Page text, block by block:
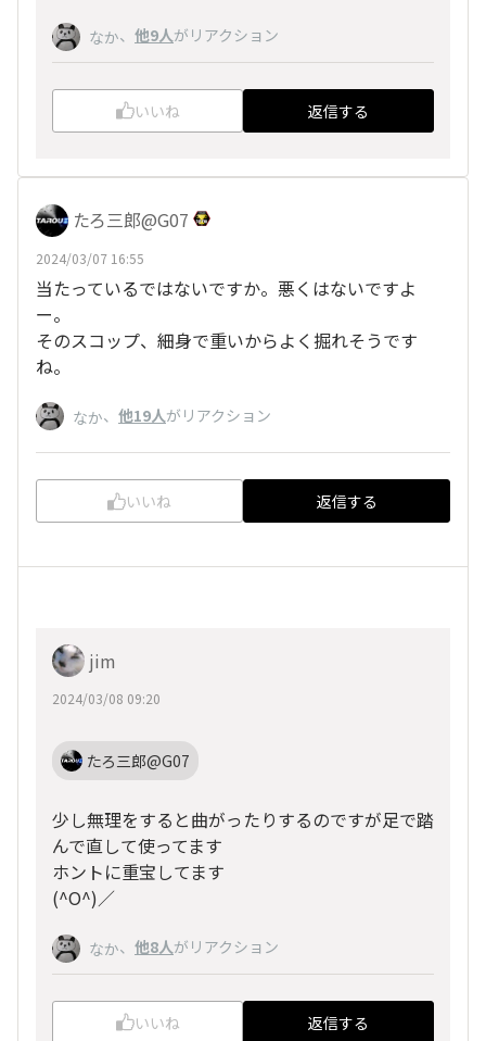
なか、 他9人がリアクション
いいね 返信する
たろ三郎@G07
2024/03/07 16:55
当たっているではないですか。悪くはないですよ
ー。
そのスコップ、細身で重いからよく掘れそうです
ね。
なか、 他19人がリアクション
いいね 返信する
jim
2024/03/08 09:20
たろ三郎@G07
少し無理をすると曲がったりするのですが足で踏
んで直して使ってます
ホントに重宝してます
(^O^)／
なか、 他8人がリアクション
いいね 返信する